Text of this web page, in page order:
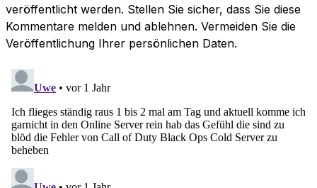
veröffentlicht werden. Stellen Sie sicher, dass Sie diese
Kommentare melden und ablehnen. Vermeiden Sie die
Veröffentlichung Ihrer persönlichen Daten.